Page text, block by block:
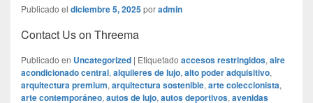
Publicado el diciembre 5, 2025poradmin
Contact Us on Threema
Publicado en Uncategorized | Etiquetado accesos restringidos, aire
acondicionado central, alquileres de lujo, alto poder adquisitivo,
arquitectura premium, arquitectura sostenible, arte coleccionista,
arte contemporáneo, autos de lujo, autos deportivos, avenidas